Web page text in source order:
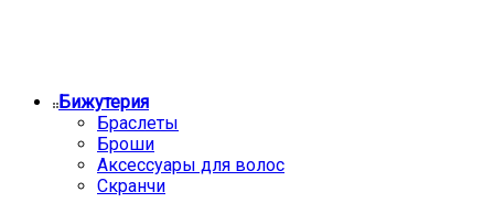
Бижутерия
Браслеты
Броши
Аксессуары для волос
Скранчи